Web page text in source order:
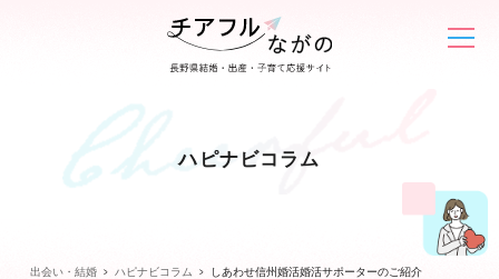
ハピナビコラム
出会い・結婚 ハピナビコラム しあわせ信州婚活婚活サポーターのご紹介